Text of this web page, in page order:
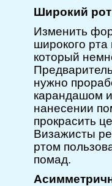
Широкий рот
Изменить
широкого
который
нужно
карандашом
нанесении
прокрасить
Визажисты
ртом
помад.